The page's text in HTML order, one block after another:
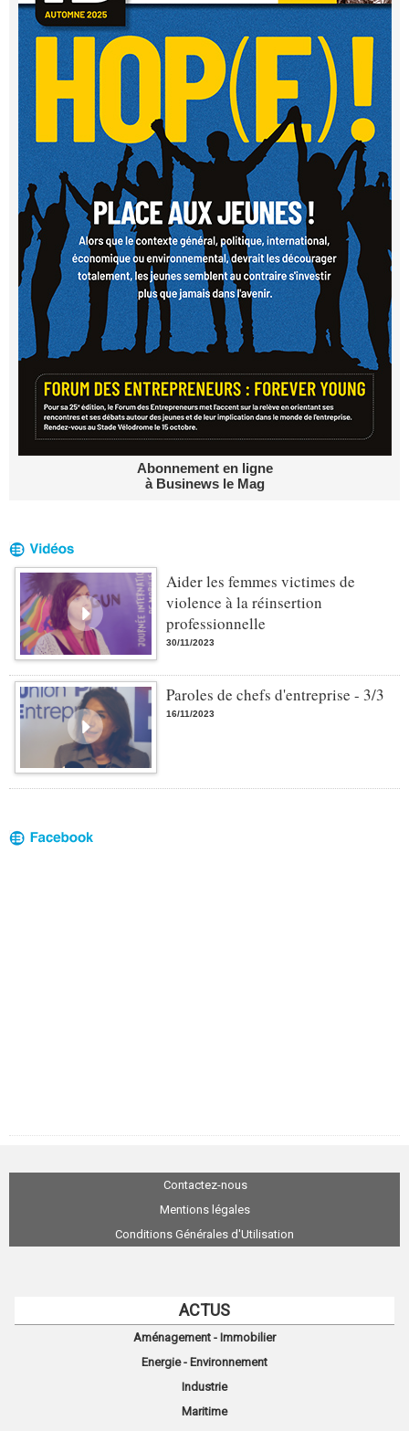
Abonnement en ligne
à Businews le Mag
Aider les femmes victimes de
violence à la réinsertion
professionnelle
30/11/2023
Paroles de chefs d'entreprise - 3/3
16/11/2023
Contactez-nous
Mentions légales
Conditions Générales d'Utilisation
ACTUS
Aménagement - Immobilier
Energie - Environnement
Industrie
Maritime